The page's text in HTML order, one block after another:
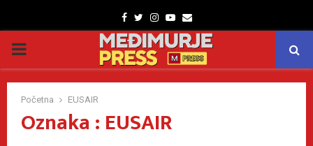
Facebook
TwitterInstagram
Youtube
Email
PRIMARY
MENU
Početna EUSAIR
Oznaka : EUSAIR